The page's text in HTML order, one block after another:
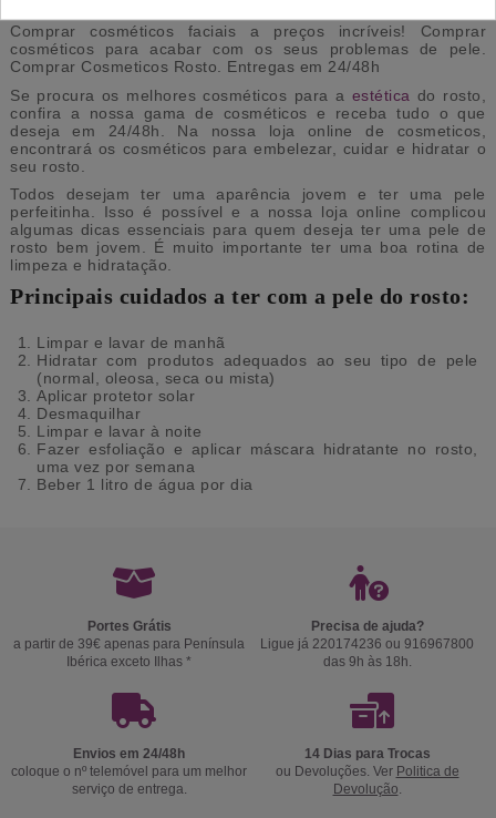
Comprar cosméticos faciais a preços incríveis! Comprar
cosméticos para acabar com os seus problemas de pele.
Comprar Cosmeticos Rosto. Entregas em 24/48h
Se procura os melhores cosméticos para a estética do rosto,
confira a nossa gama de cosméticos e receba tudo o que
deseja em 24/48h. Na nossa loja online de cosmeticos,
encontrará os cosméticos para embelezar, cuidar e hidratar o
seu rosto.
Todos desejam ter uma aparência jovem e ter uma pele
perfeitinha. Isso é possível e a nossa loja online complicou
algumas dicas essenciais para quem deseja ter uma pele de
rosto bem jovem. É muito importante ter uma boa rotina de
limpeza e hidratação.
Principais cuidados a ter com a pele do rosto:
Limpar e lavar de manhã
Hidratar com produtos adequados ao seu tipo de pele
(normal, oleosa, seca ou mista)
Aplicar protetor solar
Desmaquilhar
Limpar e lavar à noite
Fazer esfoliação e aplicar máscara hidratante no rosto,
uma vez por semana
Beber 1 litro de água por dia
Portes Grátis
a partir de 39€ apenas para Península
Ibérica exceto Ilhas *
Precisa de ajuda?
Ligue já 220174236 ou 916967800
das 9h às 18h.
Envios em 24/48h
coloque o nº telemóvel para um melhor
serviço de entrega.
14 Dias para Trocas
ou Devoluções. Ver Politica de
Devolução